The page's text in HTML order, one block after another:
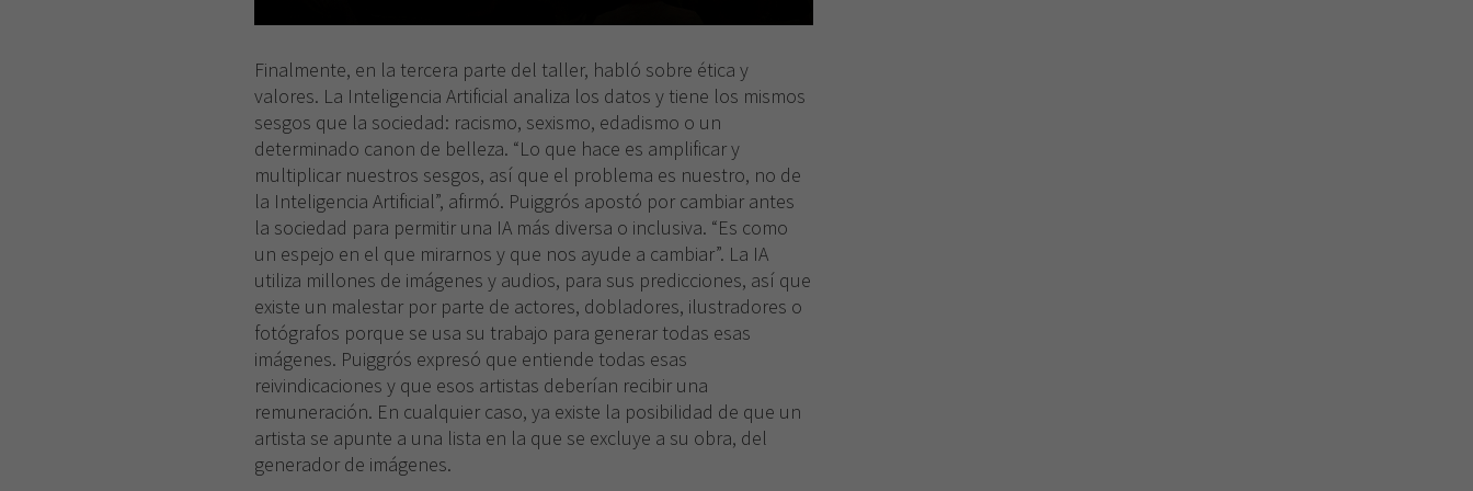
Finalmente, en la tercera parte del taller, habló sobre ética y
valores. La Inteligencia Artificial analiza los datos y tiene los mismos
sesgos que la sociedad: racismo, sexismo, edadismo o un
determinado canon de belleza. “Lo que hace es amplificar y
multiplicar nuestros sesgos, así que el problema es nuestro, no de
la Inteligencia Artificial”, afirmó. Puiggrós apostó por cambiar antes
la sociedad para permitir una IA más diversa o inclusiva. “Es como
un espejo en el que mirarnos y que nos ayude a cambiar”. La IA
utiliza millones de imágenes y audios, para sus predicciones, así que
existe un malestar por parte de actores, dobladores, ilustradores o
fotógrafos porque se usa su trabajo para generar todas esas
imágenes. Puiggrós expresó que entiende todas esas
reivindicaciones y que esos artistas deberían recibir una
remuneración. En cualquier caso, ya existe la posibilidad de que un
artista se apunte a una lista en la que se excluye a su obra, del
generador de imágenes.
algunas
de la web.